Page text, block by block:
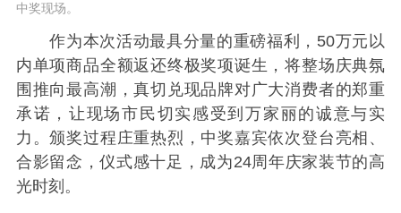
中奖现场。
作为本次活动最具分量的重磅福利，50万元以
内单项商品全额返还终极奖项诞生，将整场庆典氛
围推向最高潮，真切兑现品牌对广大消费者的郑重
承诺，让现场市民切实感受到万家丽的诚意与实
力。颁奖过程庄重热烈，中奖嘉宾依次登台亮相、
合影留念，仪式感十足，成为24周年庆家装节的高
光时刻。